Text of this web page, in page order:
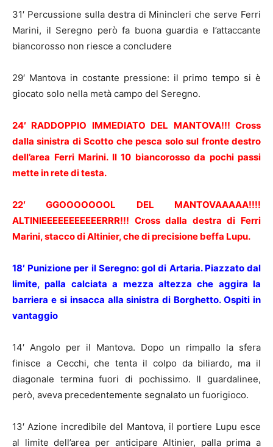
31′ Percussione sulla destra di Minincleri che serve Ferri
Marini, il Seregno però fa buona guardia e l’attaccante
biancorosso non riesce a concludere
29′ Mantova in costante pressione: il primo tempo si è
giocato solo nella metà campo del Seregno.
24′ RADDOPPIO IMMEDIATO DEL MANTOVA!!! Cross
dalla sinistra di Scotto che pesca solo sul fronte destro
dell’area Ferri Marini. Il 10 biancorosso da pochi passi
mette in rete di testa.
22′ GGOOOOOOOL DEL MANTOVAAAAA!!!!
ALTINIEEEEEEEEEEERRR!!! Cross dalla destra di Ferri
Marini, stacco di Altinier, che di precisione beffa Lupu.
18′ Punizione per il Seregno: gol di Artaria. Piazzato dal
limite, palla calciata a mezza altezza che aggira la
barriera e si insacca alla sinistra di Borghetto. Ospiti in
vantaggio
14′ Angolo per il Mantova. Dopo un rimpallo la sfera
finisce a Cecchi, che tenta il colpo da biliardo, ma il
diagonale termina fuori di pochissimo. Il guardalinee,
però, aveva precedentemente segnalato un fuorigioco.
13′ Azione incredibile del Mantova, il portiere Lupu esce
al limite dell’area per anticipare Altinier, palla prima a